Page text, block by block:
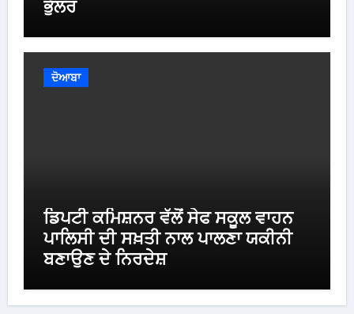
ਭੁੱਲਰ
ਦੋਆਬਾ
ਡਿਪਟੀ ਕਮਿਸ਼ਨਰ ਵੱਲੋਂ ਸੇਫ ਸਕੂਲ ਵਾਹਨ
ਪਾਲਿਸੀ ਦੀ ਸਖ਼ਤੀ ਨਾਲ ਪਾਲਣਾ ਯਕੀਨੀ
ਬਣਾਉਣ ਦੇ ਨਿਰਦੇਸ਼